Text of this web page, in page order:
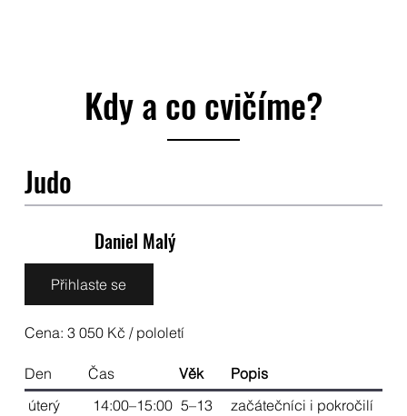
Cena: 3 050 Kč / pololetí
začátečníci i pokročilí
5–13
14:00–15:00
úterý
Popis
Věk
Čas
Den
Přihlaste se
Daniel Malý
Judo
Kdy a co cvičíme?